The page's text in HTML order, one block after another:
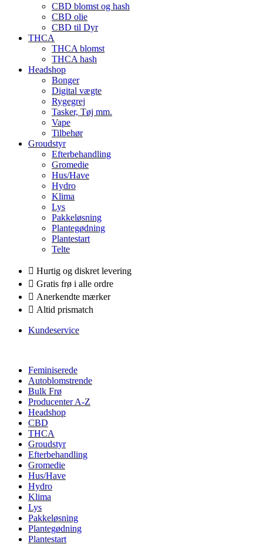
CBD blomst og hash
CBD olie
CBD til Dyr
THCA
THCA blomst
THCA hash
Headshop
Bonger
Digital vægte
Rygegrej
Tasker, Tøj mm.
Vape
Tilbehør
Groudstyr
Efterbehandling
Gromedie
Hus/Have
Hydro
Klima
Lys
Pakkeløsning
Plantegødning
Plantestart
Telte
Hurtig og diskret levering
Gratis frø i alle ordre
Anerkendte mærker
Altid prismatch
Kundeservice
Feminiserede
Autoblomstrende
Bulk Frø
Producenter A-Z
Headshop
CBD
THCA
Groudstyr
Efterbehandling
Gromedie
Hus/Have
Hydro
Klima
Lys
Pakkeløsning
Plantegødning
Plantestart